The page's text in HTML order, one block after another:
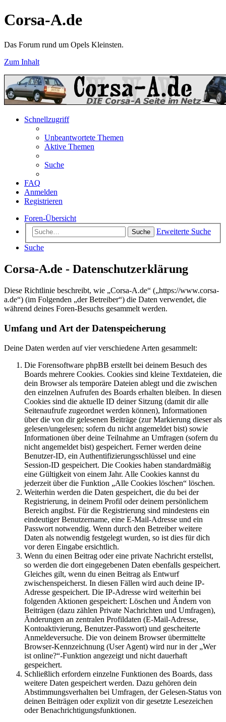
Corsa-A.de
Das Forum rund um Opels Kleinsten.
Zum Inhalt
Schnellzugriff
Unbeantwortete Themen
Aktive Themen
Suche
FAQ
Anmelden
Registrieren
Foren-Übersicht
Suche
Erweiterte Suche
Suche
Corsa-A.de - Datenschutzerklärung
Diese Richtlinie beschreibt, wie „Corsa-A.de“ („https://www.corsa-
a.de“) (im Folgenden „der Betreiber“) die Daten verwendet, die
während deines Foren-Besuchs gesammelt werden.
Umfang und Art der Datenspeicherung
Deine Daten werden auf vier verschiedene Arten gesammelt:
Die Forensoftware phpBB erstellt bei deinem Besuch des
Boards mehrere Cookies. Cookies sind kleine Textdateien, die
dein Browser als temporäre Dateien ablegt und die zwischen
den einzelnen Aufrufen des Boards erhalten bleiben. In diesen
Cookies sind die aktuelle ID deiner Sitzung (damit dir alle
Seitenaufrufe zugeordnet werden können), Informationen
über die von dir gelesenen Beiträge (zur Markierung dieser als
gelesen/ungelesen; sofern du nicht angemeldet bist) sowie
Informationen über deine Teilnahme an Umfragen (sofern du
nicht angemeldet bist) gespeichert. Ferner werden deine
Benutzer-ID, ein Authentifizierungsschlüssel und eine
Session-ID gespeichert. Die Cookies haben standardmäßig
eine Gültigkeit von einem Jahr. Alle Cookies kannst du
jederzeit über die Funktion „Alle Cookies löschen“ löschen.
Weiterhin werden die Daten gespeichert, die du bei der
Registrierung, in deinem Profil oder deinem persönlichem
Bereich angibst. Für die Registrierung sind mindestens ein
eindeutiger Benutzername, eine E-Mail-Adresse und ein
Passwort notwendig. Wenn durch den Betreiber weitere
Daten als notwendig festgelegt wurden, so ist dies für dich
vor deren Eingabe ersichtlich.
Wenn du einen Beitrag oder eine private Nachricht erstellst,
so werden die dort eingegebenen Daten ebenfalls gespeichert.
Gleiches gilt, wenn du einen Beitrag als Entwurf
zwischenspeicherst. In diesen Fällen wird auch deine IP-
Adresse gespeichert. Die IP-Adresse wird weiterhin bei
folgenden Aktionen gespeichert: Löschen und Ändern von
Beiträgen (dazu zählen Private Nachrichten und Umfragen),
Änderungen an zentralen Profildaten (E-Mail-Adresse,
Kontoaktivierung, Benutzer-Passwort) und gescheiterte
Anmeldeversuche. Die von deinem Browser übermittelte
Browser-Kennzeichnung (User Agent) wird nur in der „Wer
ist online?“-Funktion angezeigt und nicht dauerhaft
gespeichert.
Schließlich erfordern einzelne Funktionen des Boards, dass
weitere Daten gespeichert werden. Dazu gehören dein
Abstimmungsverhalten bei Umfragen, der Gelesen-Status von
deinen Beiträgen oder explizit von dir gesetzte Lesezeichen
oder Benachrichtigungsfunktionen.